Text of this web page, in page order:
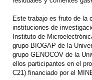
Este trabajo es fruto de la
instituciones de
Instituto de
grupo BIOGAP de la
grupo GENOCOV de la
ellos participantes en el
C21) financiado por el